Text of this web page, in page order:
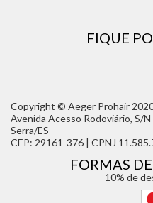
FIQUE
Copyright © Aeger Prohair
Avenida Acesso Rodoviário, S/
Serra/ES
CEP: 29161-376 | CPNJ
FORMAS
10% de